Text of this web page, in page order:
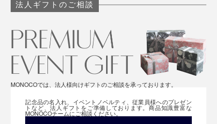
法人ギフトのご相談
MONOCOでは、法人様向けギフトのご相談を承っております。
記念品の名入れ、イベントノベルティ、従業員様へのプレゼン
トなど、法人ギフトをご準備しております。商品知識豊富な
MONOCOチームにご相談ください。